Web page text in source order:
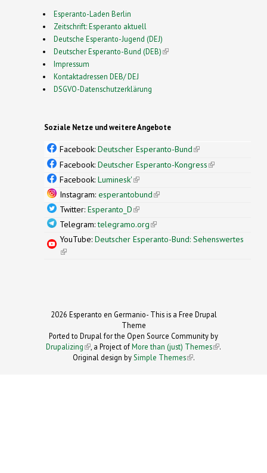
Esperanto-Laden Berlin
Zeitschrift: Esperanto aktuell
Deutsche Esperanto-Jugend (DEJ)
Deutscher Esperanto-Bund (DEB)(link is external)
Impressum
Kontaktadressen DEB/ DEJ
DSGVO-Datenschutzerklärung
Soziale Netze und weitere Angebote
Facebook: Deutscher Esperanto-Bund(link is
external)
Facebook: Deutscher Esperanto-Kongress(link is
Facebook: Luminesk'(link is external)
Instagram: esperantobund(link is external)
Twitter: Esperanto_D(link is external)
Telegram:telegramo.org(link is external)
YouTube: Deutscher Esperanto-Bund: Sehenswertes
(link is external)
2026 Esperanto en Germanio- This is a Free Drupal
Theme
Ported to Drupal for the Open Source Community by
Drupalizing(link is external)
, a Project ofMore than (just) Themes (link is
.
Original design bySimple Themes
(link is
.